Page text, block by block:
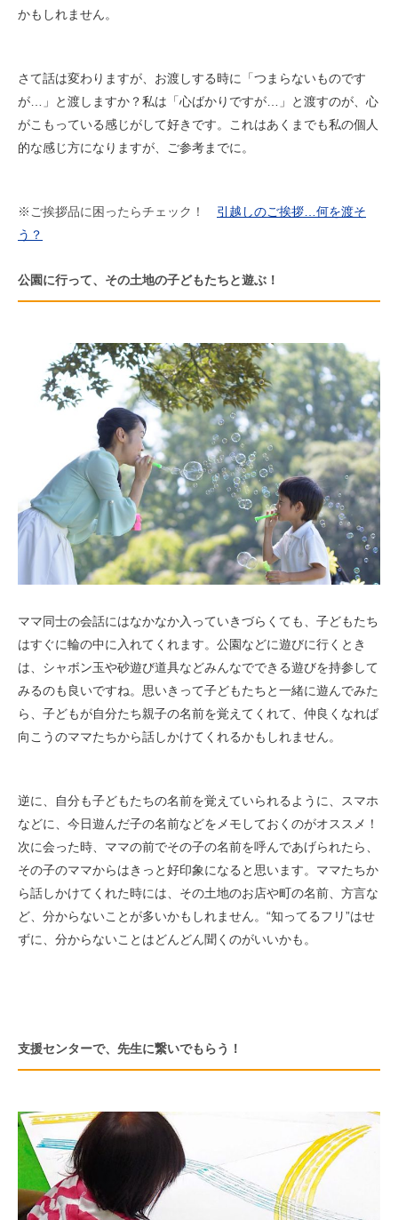
かもしれません。
さて話は変わりますが、お渡しする時に「つまらないものです
が…」と渡しますか？私は「心ばかりですが…」と渡すのが、心
がこもっている感じがして好きです。これはあくまでも私の個人
的な感じ方になりますが、ご参考までに。
※ご挨拶品に困ったらチェック！ 引越しのご挨拶…何を渡そ
う？
公園に行って、その土地の子どもたちと遊ぶ！
ママ同士の会話にはなかなか入っていきづらくても、子どもたち
はすぐに輪の中に入れてくれます。公園などに遊びに行くとき
は、シャボン玉や砂遊び道具などみんなでできる遊びを持参して
みるのも良いですね。思いきって子どもたちと一緒に遊んでみた
ら、子どもが自分たち親子の名前を覚えてくれて、仲良くなれば
向こうのママたちから話しかけてくれるかもしれません。
逆に、自分も子どもたちの名前を覚えていられるように、スマホ
などに、今日遊んだ子の名前などをメモしておくのがオススメ！
次に会った時、ママの前でその子の名前を呼んであげられたら、
その子のママからはきっと好印象になると思います。ママたちか
ら話しかけてくれた時には、その土地のお店や町の名前、方言な
ど、分からないことが多いかもしれません。“知ってるフリ”はせ
ずに、分からないことはどんどん聞くのがいいかも。
支援センターで、先生に繋いでもらう！